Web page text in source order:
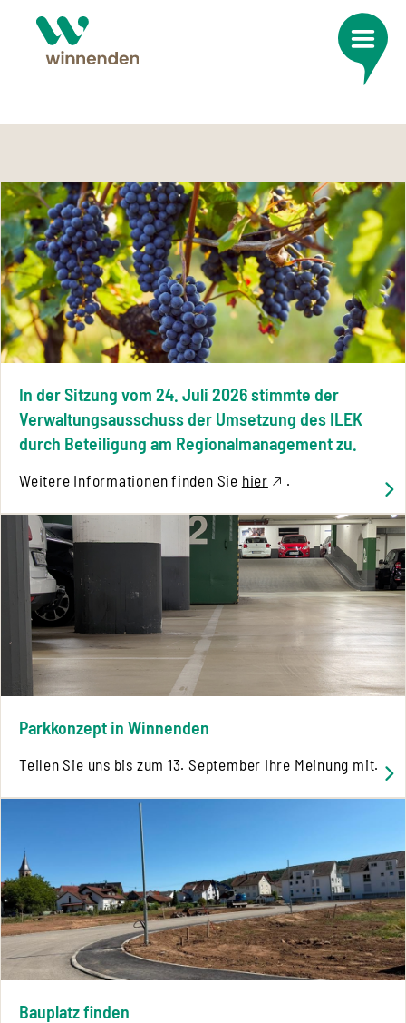
In der Sitzung vom 24. Juli 2026 stimmte der
Verwaltungsausschuss der Umsetzung des ILEK
durch Beteiligung am Regionalmanagement zu.
Weitere Informationen finden Sie hier .
Parkkonzept in Winnenden
Teilen Sie uns bis zum 13. September Ihre Meinung mit.
Bauplatz finden